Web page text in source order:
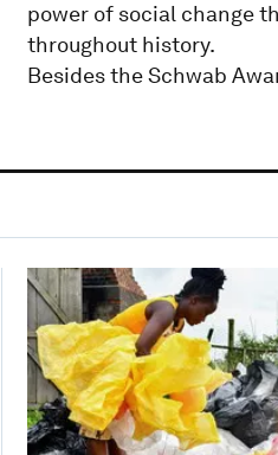
power of social change
throughout history.
Besides the Schwab